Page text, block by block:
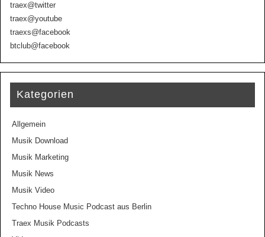
traex@twitter
traex@youtube
traexs@facebook
btclub@facebook
Kategorien
Allgemein
Musik Download
Musik Marketing
Musik News
Musik Video
Techno House Music Podcast aus Berlin
Traex Musik Podcasts